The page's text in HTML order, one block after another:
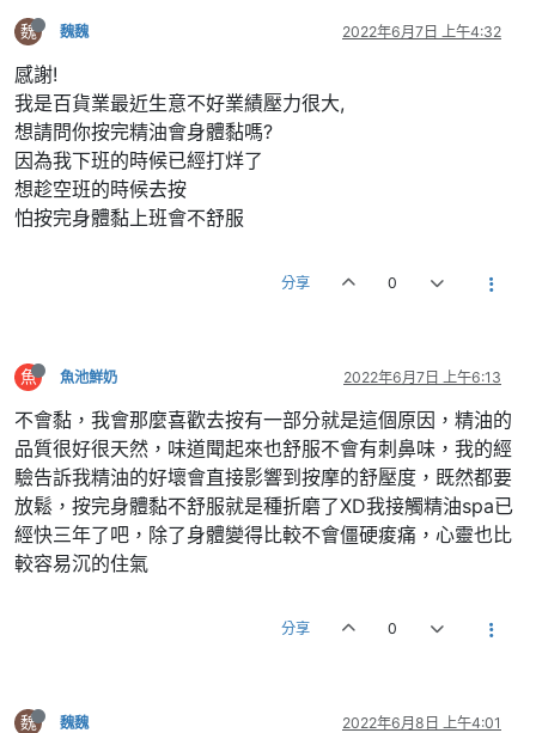
魏 魏魏 2022年6月7日 上午4:32
感謝!
我是百貨業最近生意不好業績壓力很大,
想請問你按完精油會身體黏嗎?
因為我下班的時候已經打烊了
想趁空班的時候去按
怕按完身體黏上班會不舒服
分享 0
魚 魚池鮮奶 2022年6月7日 上午6:13
不會黏，我會那麼喜歡去按有一部分就是這個原因，精油的
品質很好很天然，味道聞起來也舒服不會有刺鼻味，我的經
驗告訴我精油的好壞會直接影響到按摩的舒壓度，既然都要
放鬆，按完身體黏不舒服就是種折磨了XD我接觸精油spa已
經快三年了吧，除了身體變得比較不會僵硬痠痛，心靈也比
較容易沉的住氣
分享 0
魏 魏魏 2022年6月8日 上午4:01